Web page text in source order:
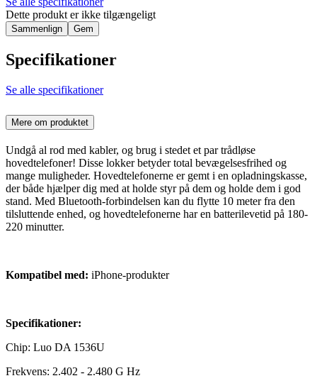
Dette produkt er ikke tilgængeligt
Sammenlign Gem
Specifikationer
Se alle specifikationer
Mere om produktet
Undgå al rod med kabler, og brug i stedet et par trådløse
hovedtelefoner! Disse lokker betyder total bevægelsesfrihed og
mange muligheder. Hovedtelefonerne er gemt i en opladningskasse,
der både hjælper dig med at holde styr på dem og holde dem i god
stand. Med Bluetooth-forbindelsen kan du flytte 10 meter fra den
tilsluttende enhed, og hovedtelefonerne har en batterilevetid på 180-
220 minutter.
Kompatibel med: iPhone-produkter
Specifikationer:
Chip: Luo DA 1536U
Frekvens: 2.402 - 2.480 G Hz